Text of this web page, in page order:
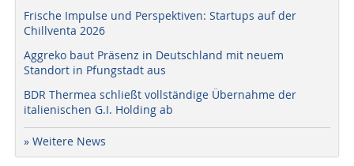
Frische Impulse und Perspektiven: Startups auf der
Chillventa 2026
Aggreko baut Präsenz in Deutschland mit neuem
Standort in Pfungstadt aus
BDR Thermea schließt vollständige Übernahme der
italienischen G.I. Holding ab
» Weitere News